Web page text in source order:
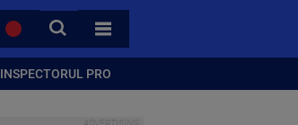
CAUTA
TOATE CATEGORIILE
INSPECTORUL PRO